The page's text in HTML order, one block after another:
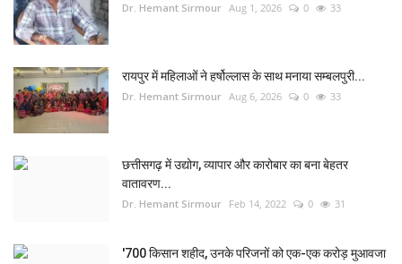
Dr. Hemant Sirmour Aug 1, 2026 0 33
रायपुर में महिलाओं ने हर्षोल्लास के साथ मनाया सम्बलपुरी...
Dr. Hemant Sirmour Aug 6, 2026 0 33
छत्तीसगढ़ में उद्योग, व्यापार और कारोबार का बना बेहतर
वातावरण...
Dr. Hemant Sirmour Feb 14, 2022 0 31
'700 किसान शहीद, उनके परिजनों को एक-एक करोड़ मुआवजा